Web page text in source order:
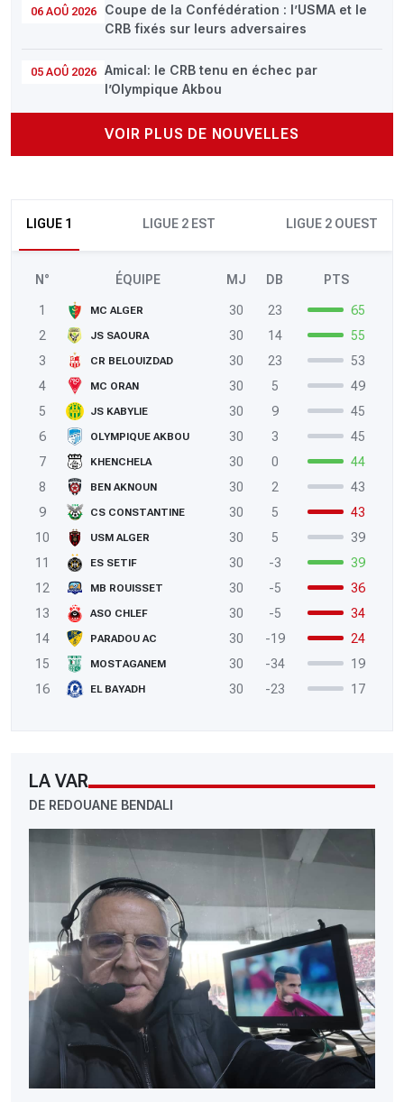
06 AOÛ 2026
Coupe de la Confédération : l’USMA et le
CRB fixés sur leurs adversaires
05 AOÛ 2026
Amical: le CRB tenu en échec par
l’Olympique Akbou
VOIR PLUS DE NOUVELLES
LIGUE 1 LIGUE 2 EST LIGUE 2 OUEST
N° ÉQUIPE MJ DB PTS
1 MC ALGER 30 23
65
2
JS SAOURA 30 14
55
3
CR BELOUIZDAD 30 23
53
4
MC ORAN 30 5
49
5
JS KABYLIE 30 9
45
6
OLYMPIQUE AKBOU 30 3
45
7
KHENCHELA 30 0
44
8
BEN AKNOUN 30 2
43
9
CS CONSTANTINE 30 5
43
10
USM ALGER 30 5
39
11
ES SETIF 30 -3
39
12
MB ROUISSET 30 -5
36
13
ASO CHLEF 30 -5
34
14
PARADOU AC 30 -19
24
15
MOSTAGANEM 30 -34
19
16
EL BAYADH 30 -23 17
LA VAR
DE REDOUANE BENDALI